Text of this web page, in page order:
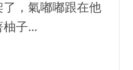
，氣嘟嘟跟在他
子...